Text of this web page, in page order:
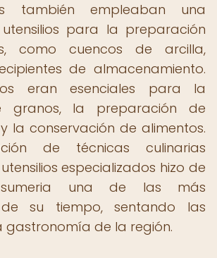
también empleaban una
para la preparación
como cuencos de arcilla,
de almacenamiento.
eran esenciales para la
granos, la preparación de
la conservación de alimentos.
de técnicas culinarias
especializados hizo de
una de las más
su tiempo, sentando las
gastronomía de la región.